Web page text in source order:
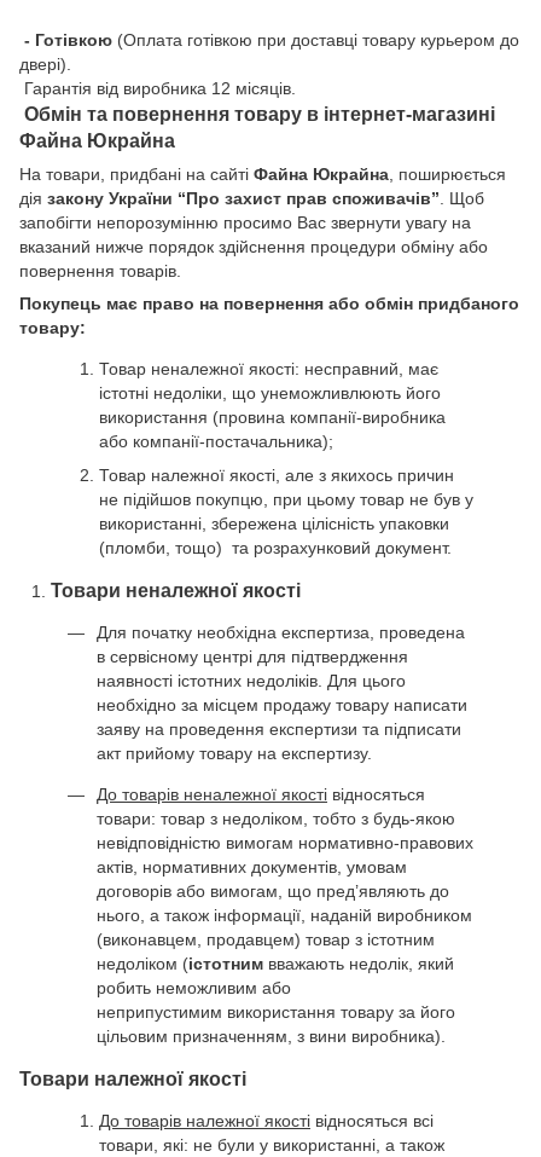
- Готівкою (Оплата готівкою при доставці товару курьером до
двері).
Гарантія від виробника 12 місяців.
Обмін та повернення товару в інтернет-магазині
Файна Юкрайна
На товари, придбані на сайті Файна Юкрайна , поширюється
дія закону України “Про захист прав споживачів” . Щоб
запобігти непорозумінню просимо Вас звернути увагу на
вказаний нижче порядок здійснення процедури обміну або
повернення товарів.
Покупець має право на повернення або обмін придбаного
товару:
Товар неналежної якості: несправний, має
істотні недоліки, що унеможливлюють його
використання (провина компанії-виробника
або компанії-постачальника);
Товар належної якості, але з якихось причин
не підійшов покупцю, при цьому товар не був у
використанні, збережена цілісність упаковки
(пломби, тощо) та розрахунковий документ.
Товари неналежної якості
Для початку необхідна експертиза, проведена
в сервісному центрі для підтвердження
наявності істотних недоліків. Для цього
необхідно за місцем продажу товару написати
заяву на проведення експертизи та підписати
акт прийому товару на експертизу.
До товарів неналежної якості відносяться
товари: товар з недоліком, тобто з будь-якою
невідповідністю вимогам нормативно-правових
актів, нормативних документів, умовам
договорів або вимогам, що пред’являють до
нього, а також інформації, наданій виробником
(виконавцем, продавцем) товар з істотним
недоліком (істотним вважають недолік, який
робить неможливим або
неприпустимим використання товару за його
цільовим призначенням, з вини виробника).
Товари належної якості
До товарів належної якості відносяться всі
товари, які: не були у використанні, а також